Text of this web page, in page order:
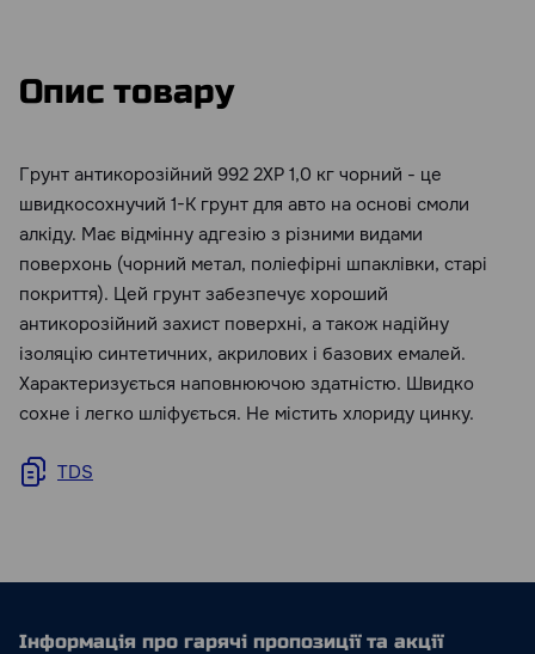
Опис товару
Грунт антикорозійний 992 2ХР 1,0 кг чорний - це
швидкосохнучий 1-К грунт для авто на основі смоли
алкіду. Має відмінну адгезію з різними видами
поверхонь (чорний метал, поліефірні шпаклівки, старі
покриття). Цей грунт забезпечує хороший
антикорозійний захист поверхні, а також надійну
ізоляцію синтетичних, акрилових і базових емалей.
Характеризується наповнюючою здатністю. Швидко
сохне і легко шліфується. Не містить хлориду цинку.
TDS
Інформація про гарячі пропозиції та акції